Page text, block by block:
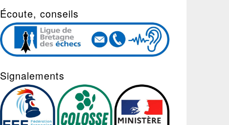
Écoute, conseils
Signalements